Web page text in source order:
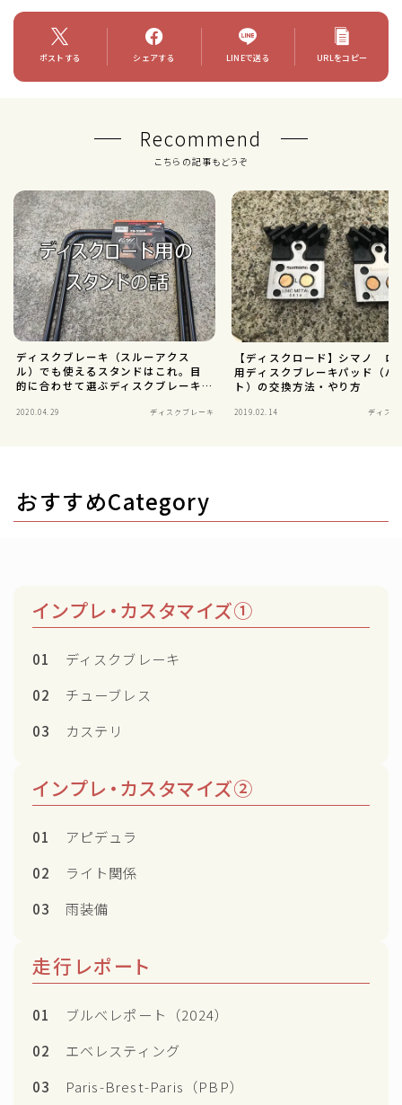
ポストする シェアする LINEで送る URLをコピー
Recommend
こちらの記事もどうぞ
ディスクブレーキ（スルーアクス
ル）でも使えるスタンドはこれ。目
的に合わせて選ぶディスクブレーキ
2020.04.29 ディスクブレーキ
【ディスクロード】シマノ ロ
用ディスクブレーキパッド（パ
ト）の交換方法・やり方
2019.02.14 ディスク
おすすめCategory
インプレ・カスタマイズ①
01
ディスクブレーキ
02
チューブレス
03
カステリ
インプレ・カスタマイズ②
01
アピデュラ
02
ライト関係
03
雨装備
走行レポート
01
ブルべレポート（2024）
02
エベレスティング
03
Paris-Brest-Paris（PBP）